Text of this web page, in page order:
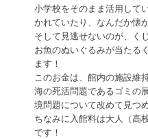
小学校をそのまま活用して
かれていたり、なんだか懐
そして見逃せないのが、く
お魚のぬいぐるみが当たる
ます！
このお金は、館内の施設維
海の死活問題であるゴミの
境問題について改めて見つ
ちなみに入館料は大人（高
です！